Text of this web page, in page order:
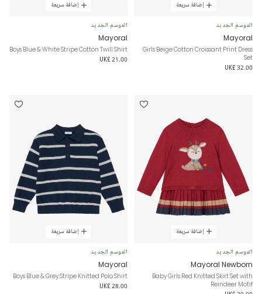
إضافة سريعة
الموسم الجديد
Mayoral
Girls Beige Cotton Croissant Print Dress
Set
UK£ 32.00
إضافة سريعة
الموسم الجديد
Mayoral
Boys Blue & White Stripe Cotton Twill Shirt
UK£ 21.00
إضافة سريعة
الموسم الجديد
Mayoral Newborn
Baby Girls Red Knitted Skirt Set with
Reindeer Motif
إضافة سريعة
الموسم الجديد
Mayoral
Boys Blue & Grey Stripe Knitted Polo Shirt
UK£ 28.00